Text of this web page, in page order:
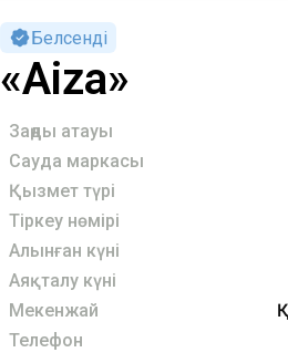
Белсенді
«Aiza»
Заңды атауы
Сауда маркасы
Қызмет түрі
Тіркеу нөмірі
Алынған күні
Аяқталу күні
Мекенжай
Телефон